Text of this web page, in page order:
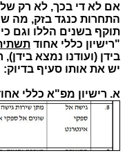
אם לא די בכך, לא רק
התחרות כנגד בזק, מה
תוקף בשנים הללו וגם
"רישיון כללי אחוד
בידן (ועודנו נמצא
יש את אותו סעיף בדיוק:
א. רישיון מפ"א כללי